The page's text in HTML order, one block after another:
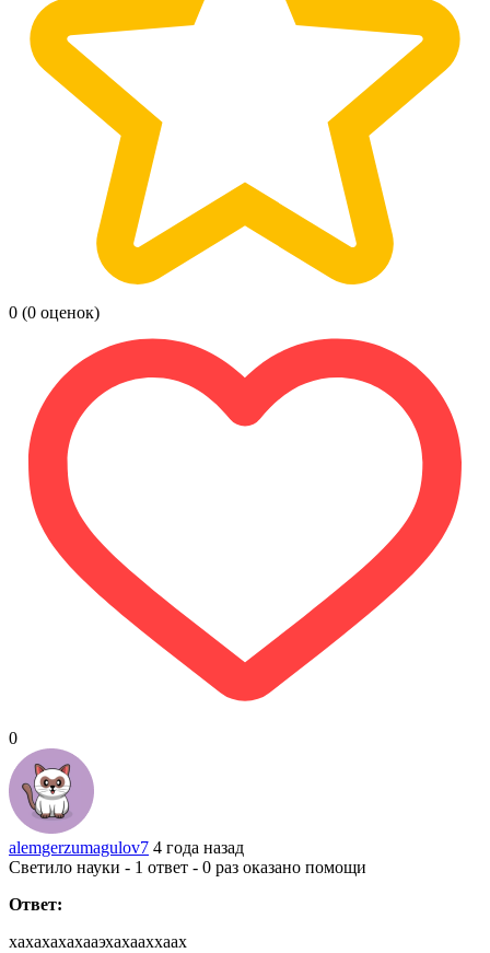
0 (0 оценок)
0
alemgerzumagulov7 4 года назад
Светило науки - 1 ответ - 0 раз оказано помощи
Ответ:
хахахахахааэхахааххаах